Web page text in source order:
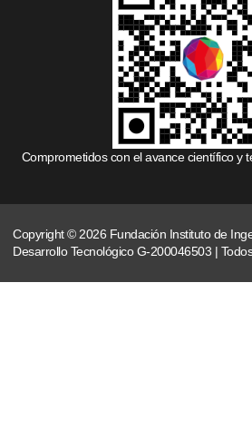
Comprometidos con el avance científico y
Copyright © 2026 Fundación Instituto de
Desarrollo Tecnológico G-200046503 |